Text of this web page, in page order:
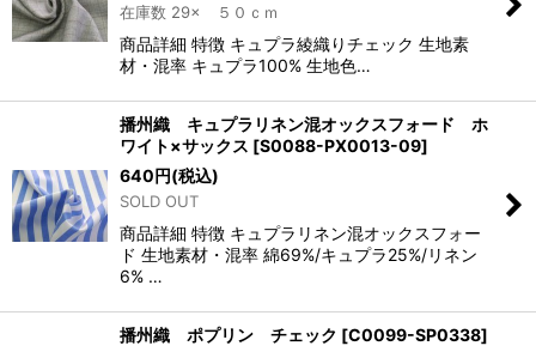
在庫数 29× ５０ｃｍ
商品詳細 特徴 キュプラ綾織りチェック 生地素
材・混率 キュプラ100% 生地色…
播州織 キュプラリネン混オックスフォード ホ
ワイト×サックス [S0088-PX0013-09]
640円(税込)
SOLD OUT
商品詳細 特徴 キュプラリネン混オックスフォー
ド 生地素材・混率 綿69%/キュプラ25%/リネン
6% …
播州織 ポプリン チェック [C0099-SP0338]